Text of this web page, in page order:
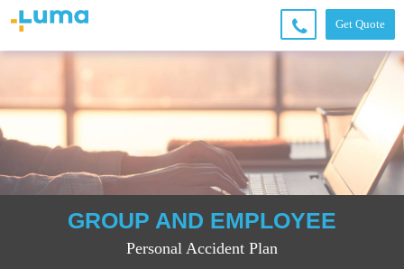
Get Quote
+6
49
36
00
GROUP AND EMPLOYEE
Personal Accident Plan